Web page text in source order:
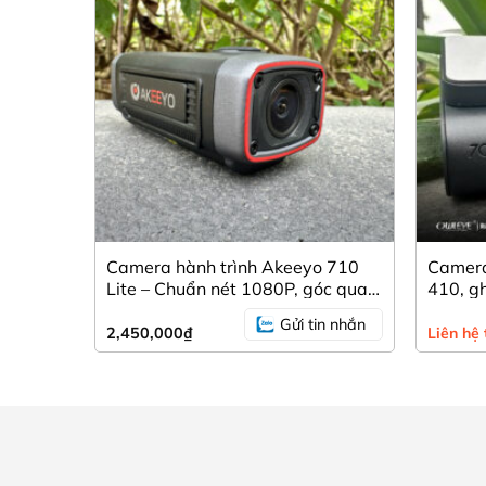
Camera hành trình Akeeyo 710
Lite – Chuẩn nét 1080P, góc quay
122°, pin 5 giờ, kết nối WiFi cực
tiện
2,450,000₫ Gửi tin nhắn
410,
Liên